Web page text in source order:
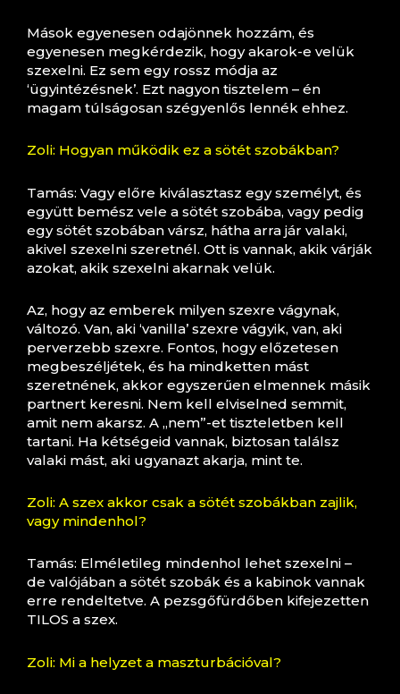
Mások egyenesen odajönnek hozzám, és
egyenesen megkérdezik, hogy akarok-e velük
szexelni. Ez sem egy rossz módja az
‘ügyintézésnek’. Ezt nagyon tisztelem – én
magam túlságosan szégyenlős lennék ehhez.
Zoli: Hogyan működik ez a sötét szobákban?
Tamás: Vagy előre kiválasztasz egy személyt, és
együtt bemész vele a sötét szobába, vagy pedig
egy sötét szobában vársz, hátha arra jár valaki,
akivel szexelni szeretnél. Ott is vannak, akik várják
azokat, akik szexelni akarnak velük.
Az, hogy az emberek milyen szexre vágynak,
változó. Van, aki ‘vanilla’ szexre vágyik, van, aki
perverzebb szexre. Fontos, hogy előzetesen
megbeszéljétek, és ha mindketten mást
szeretnének, akkor egyszerűen elmennek másik
partnert keresni. Nem kell elviselned semmit,
amit nem akarsz. A „nem”-et tiszteletben kell
tartani. Ha kétségeid vannak, biztosan találsz
valaki mást, aki ugyanazt akarja, mint te.
Zoli: A szex akkor csak a sötét szobákban zajlik,
vagy mindenhol?
Tamás: Elméletileg mindenhol lehet szexelni –
de valójában a sötét szobák és a kabinok vannak
erre rendeltetve. A pezsgőfürdőben kifejezetten
TILOS a szex.
Zoli: Mi a helyzet a maszturbációval?